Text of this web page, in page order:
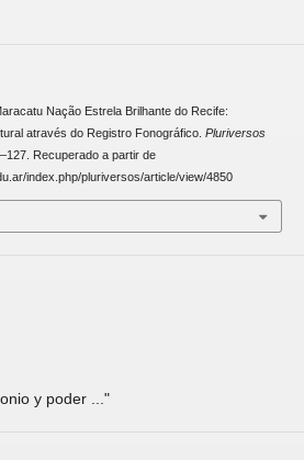
Nação Estrela Brilhante do Recife:
através do Registro Fonográfico. Pluriversos
Recuperado a partir de
index.php/pluriversos/article/view/4850
y poder ..."